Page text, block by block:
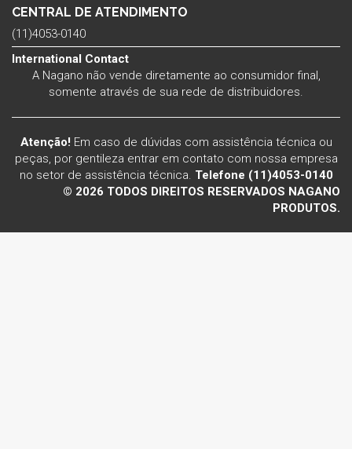
CENTRAL DE ATENDIMENTO
(11)4053-0140
International Contact
A Nagano não vende diretamente ao consumidor final,
somente através de sua rede de distribuidores.
Atenção! Em caso de dúvidas com assistência técnica ou
peças, por gentileza entrar em contato com nossa empresa
no setor de assistência técnica. Telefone (11)4053-0140
© 2026 TODOS DIREITOS RESERVADOS NAGANO
PRODUTOS.